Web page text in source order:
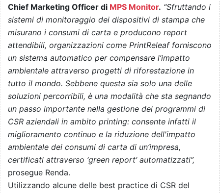
Chief Marketing Officer di MPS Monitor. “Sfruttando i
sistemi di monitoraggio dei dispositivi di stampa che
misurano i consumi di carta e producono report
attendibili, organizzazioni come PrintReleaf forniscono
un sistema automatico per compensare l’impatto
ambientale attraverso progetti di riforestazione in
tutto il mondo. Sebbene questa sia solo una delle
soluzioni percorribili, è una modalità che sta segnando
un passo importante nella gestione dei programmi di
CSR aziendali in ambito printing: consente infatti il
miglioramento continuo e la riduzione dell'impatto
ambientale dei consumi di carta di un’impresa,
certificati attraverso ‘green report’ automatizzati”,
prosegue Renda.
Utilizzando alcune delle best practice di CSR del